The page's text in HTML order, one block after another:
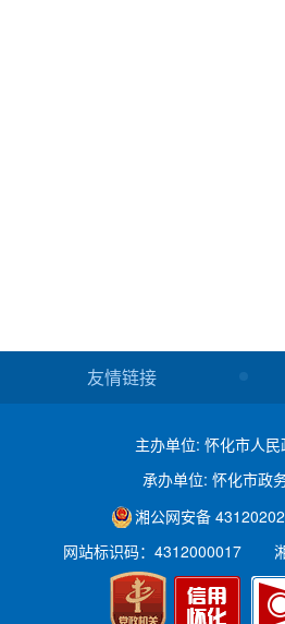
友情链接
主办单位: 怀化市人
承办单位: 怀化市政
湘公网安备
网站标识码：4312000017